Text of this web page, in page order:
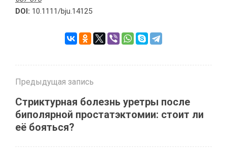
DOI: 10.1111/bju.14125
Предыдущая запись
Стриктурная болезнь уретры после
биполярной простатэктомии: стоит ли
её бояться?